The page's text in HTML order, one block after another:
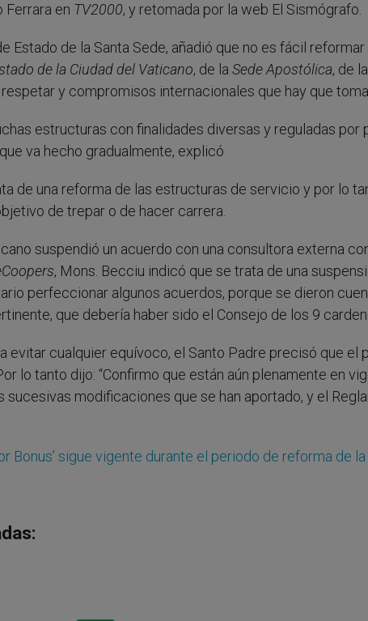
Ferrara en TV2000, y retomada por la web El Sismógrafo.
Estado de la Santa Sede, añadió que no es fácil
de la Ciudad del Vaticano, de la Sede Apostólica, de la
y compromisos internacionales que hay que
estructuras con finalidades diversas y reguladas por
va hecho gradualmente, explicó
de una reforma de las estructuras de servicio y por lo
de trepar o de hacer carrera.
suspendió un acuerdo con una consultora externa
, Mons. Becciu indicó que se trata de una
perfeccionar algunos acuerdos, porque se dieron
que debería haber sido el Consejo de los 9
evitar cualquier equívoco, el Santo Padre precisó que el
lo tanto dijo: “Confirmo que están aún plenamente en
modificaciones que se han aportado, y el
Bonus’ sigue vigente durante el periodo de reforma de la